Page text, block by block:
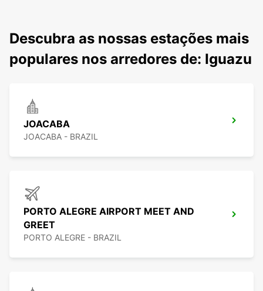
Descubra as nossas estações mais
populares nos arredores de: Iguazu
JOACABA
JOACABA - BRAZIL
PORTO ALEGRE AIRPORT MEET AND
GREET
PORTO ALEGRE - BRAZIL